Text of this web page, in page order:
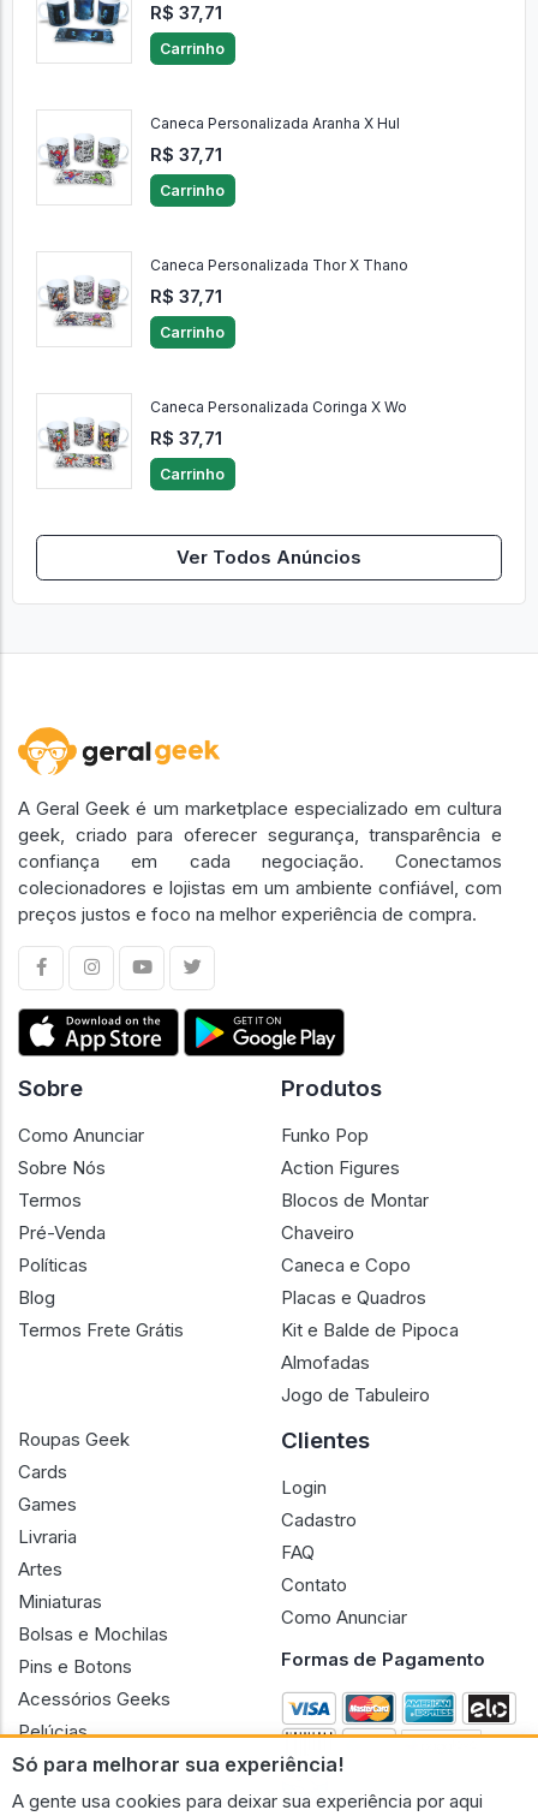
R$ 37,71
Carrinho
Caneca Personalizada Aranha X Hul
R$ 37,71
Carrinho
Caneca Personalizada Thor X Thano
R$ 37,71
Carrinho
Caneca Personalizada Coringa X Wo
R$ 37,71
Carrinho
Ver Todos Anúncios
Só para melhorar sua experiência!
A gente usa cookies para deixar sua experiência por aqui
A Geral Geek é um marketplace especializado em cultura
geek, criado para oferecer segurança, transparência e
confiança em cada negociação. Conectamos
colecionadores e lojistas em um ambiente confiável, com
preços justos e foco na melhor experiência de compra.
Sobre
Como Anunciar
Sobre Nós
Termos
Pré-Venda
Políticas
Blog
Termos Frete Grátis
Produtos
Funko Pop
Action Figures
Blocos de Montar
Chaveiro
Caneca e Copo
Placas e Quadros
Kit e Balde de Pipoca
Almofadas
Jogo de Tabuleiro
Roupas Geek
Cards
Games
Livraria
Artes
Miniaturas
Bolsas e Mochilas
Pins e Botons
Acessórios Geeks
Pelúcias
Bonecas
Clientes
Login
Cadastro
FAQ
Contato
Como Anunciar
Formas de Pagamento